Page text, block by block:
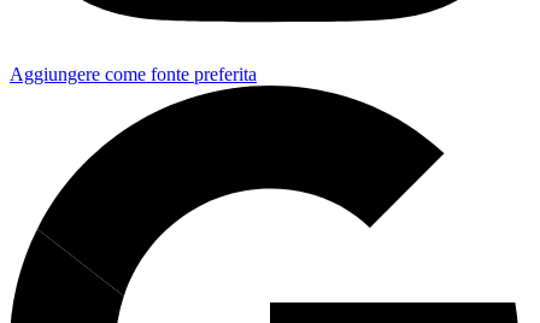
Aggiungere come fonte preferita